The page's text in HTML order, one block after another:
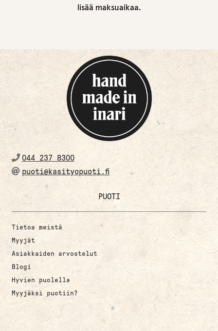
lisää maksuaikaa.
044 237 8300
puoti@kasityopuoti.fi
PUOTI
Tietoa meistä
Myyjät
Asiakkaiden arvostelut
Blogi
Hyvien puolella
Myyjäksi puotiin?